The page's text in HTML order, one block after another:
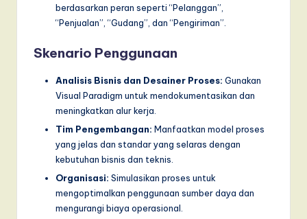
berdasarkan peran seperti “Pelanggan”,
“Penjualan”, “Gudang”, dan “Pengiriman”.
Skenario Penggunaan
Analisis Bisnis dan Desainer Proses: Gunakan
Visual Paradigm untuk mendokumentasikan dan
meningkatkan alur kerja.
Tim Pengembangan: Manfaatkan model proses
yang jelas dan standar yang selaras dengan
kebutuhan bisnis dan teknis.
Organisasi: Simulasikan proses untuk
mengoptimalkan penggunaan sumber daya dan
mengurangi biaya operasional.